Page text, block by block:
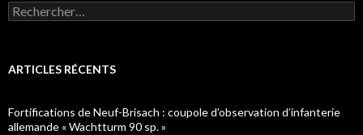
Rechercher :
ARTICLES RÉCENTS
Fortifications de Neuf-Brisach : coupole d’observation d’infanterie
allemande « Wachtturm 90 sp. »